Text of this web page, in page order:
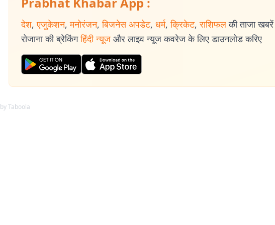
देश, एजुकेशन, मनोरंजन, बिजनेस अपडेट, धर्म, क्रिकेट, राशिफल की ताजा
रोजाना की ब्रेकिंग हिंदी न्यूज और लाइव न्यूज कवरेज के लिए डाउनलोड करिए
by Taboola